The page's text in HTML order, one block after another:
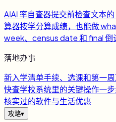
AIAI 率自查器提交前检查文本的
算器按学分算成绩，也能做
week、census date 和 final 倒
落地办事
新入学清单手续、选课和第一
快查学校系统里的关键操作一
核实过的软件与生活优惠
攻略▾